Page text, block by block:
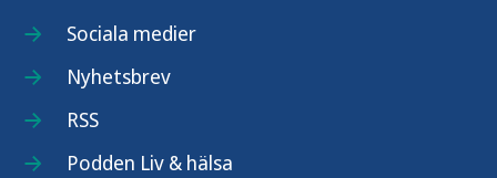
Sociala medier
Nyhetsbrev
RSS
Podden Liv & hälsa